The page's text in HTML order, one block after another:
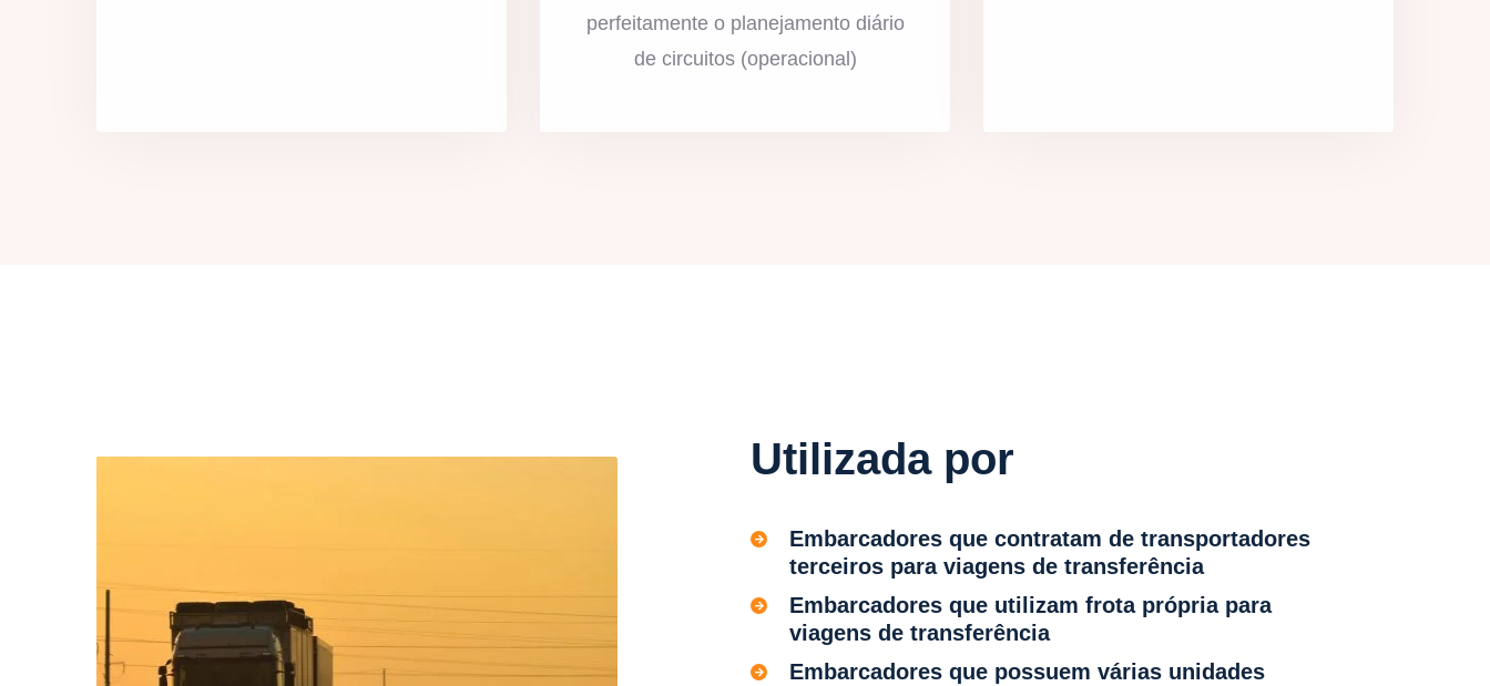
perfeitamente o planejamento diário
de circuitos (operacional)
Utilizada por
Embarcadores que contratam de transportadores
terceiros para viagens de transferência
Embarcadores que utilizam frota própria para
viagens de transferência
Embarcadores que possuem várias unidades